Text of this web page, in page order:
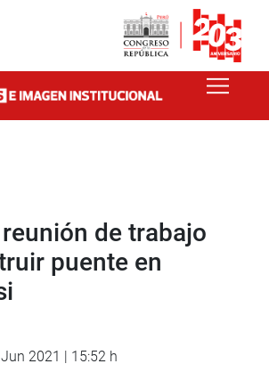
de trabajo
puente en
2021 | 15:52 h